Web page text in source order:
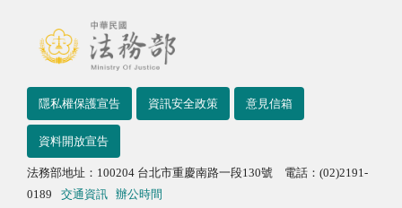
隱私權保護宣告 資訊安全政策 意見信箱
資料開放宣告
法務部地址：100204 台北市重慶南路一段130號 電話：(02)2191-
0189
交通資訊
辦公時間